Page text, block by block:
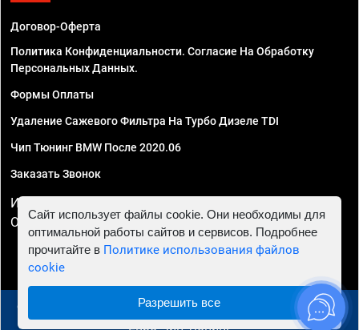
Договор-Оферта
Политика Конфиденциальности. Согласие На Обработку
Персональных Данных.
Формы Оплаты
Удаление Сажевого Фильтра На Турбо Дизеле TDI
Чип Тюнинг BMW После 2020.06
Заказать Звонок
ИП Смирнов Георгий Павлович. ИНН 781302555843,
ОГРНИП 324470400032610
© 2010 - 2026 Чип тюнинг в Красноярске - Автосервис
"Евро Чип Тюнинг"
Сайт использует файлы cookie. Они необходимы для
оптимальной работы сайтов и сервисов. Подробнее
прочитайте в Политике использования файлов
cookie
Разрешить все